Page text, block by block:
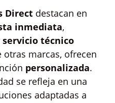
Direct destacan en
inmediata,
servicio técnico
otras marcas, ofrecen
personalizada.
se refleja en una
adaptadas a